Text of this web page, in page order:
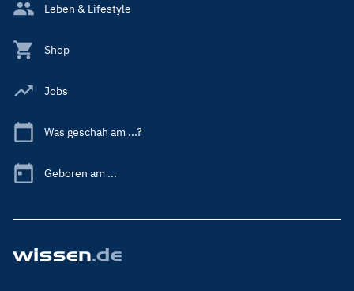
Leben & Lifestyle
Shop
Jobs
Was geschah am ...?
Geboren am ...